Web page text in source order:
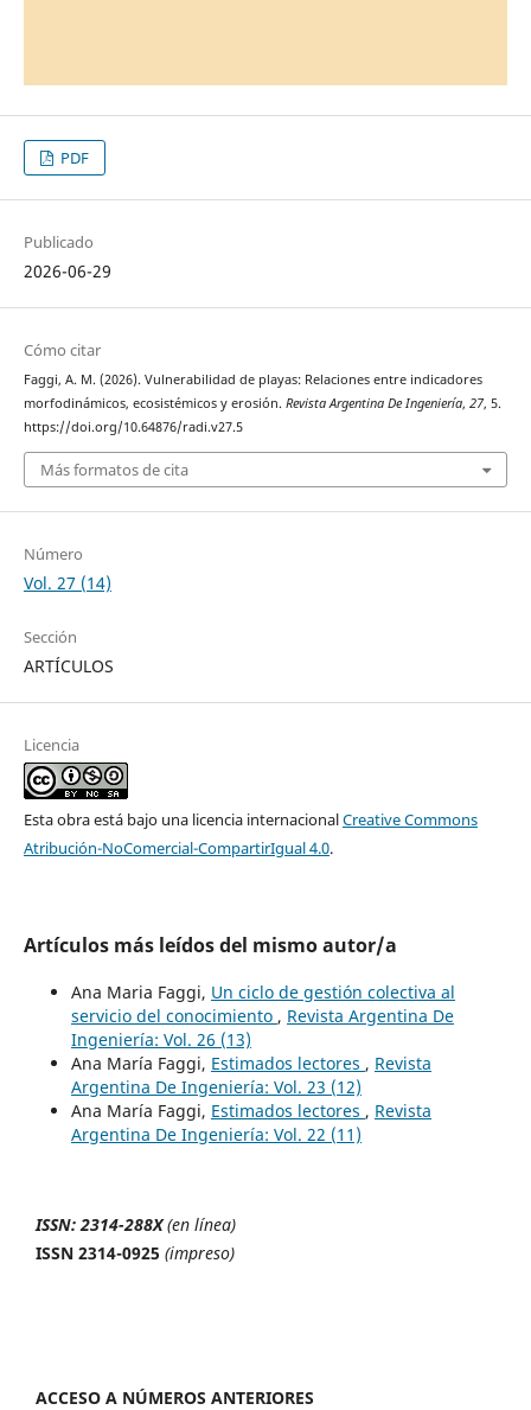
PDF
Publicado
2026-06-29
Cómo citar
Faggi, A. M. (2026). Vulnerabilidad de playas: Relaciones entre indicadores
morfodinámicos, ecosistémicos y erosión. Revista Argentina De Ingeniería, 27, 5.
https://doi.org/10.64876/radi.v27.5
Más formatos de cita
Número
Vol. 27 (14)
Sección
ARTÍCULOS
Licencia
Esta obra está bajo una licencia internacionalCreative Commons
Atribución-NoComercial-CompartirIgual 4.0.
Artículos más leídos del mismo autor/a
Ana Maria Faggi, Un ciclo de gestión colectiva al
servicio del conocimiento , Revista Argentina De
Ingeniería: Vol. 26 (13)
Ana María Faggi, Estimados lectores , Revista
Argentina De Ingeniería: Vol. 23 (12)
Ana María Faggi, Estimados lectores , Revista
Argentina De Ingeniería: Vol. 22 (11)
ISSN: 2314-288X(en línea)
ISSN 2314-0925 (impreso)
ACCESO A NÚMEROS ANTERIORES